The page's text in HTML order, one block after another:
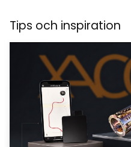
Tips och inspiration